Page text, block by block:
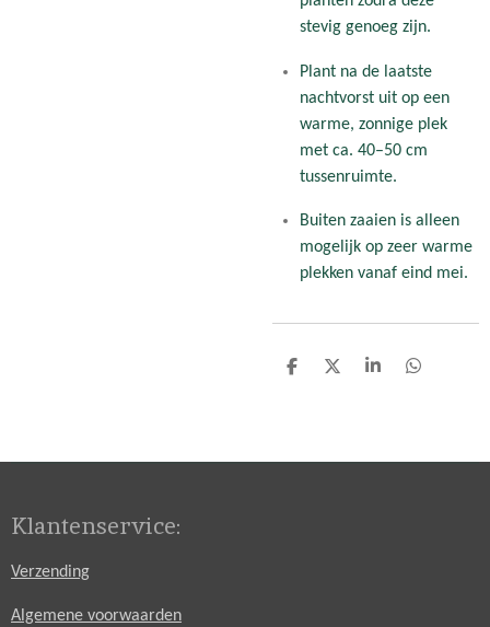
stevig genoeg zijn.
Plant na de laatste
nachtvorst uit op een
warme, zonnige plek
met ca. 40–50 cm
tussenruimte.
Buiten zaaien is alleen
mogelijk op zeer warme
plekken vanaf eind mei.
D
D
S
D
Klantenservice:
Verzending
Algemene voorwaarden